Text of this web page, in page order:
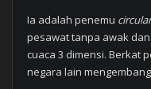
Ia adalah penemu
pesawat tanpa awak
cuaca 3 dimensi. Berkat
negara lain